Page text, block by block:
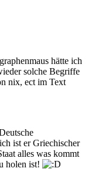
hätte ich
solche Begriffe
nix, ect im Text
ist er Griechischer
alles was kommt
holen ist!